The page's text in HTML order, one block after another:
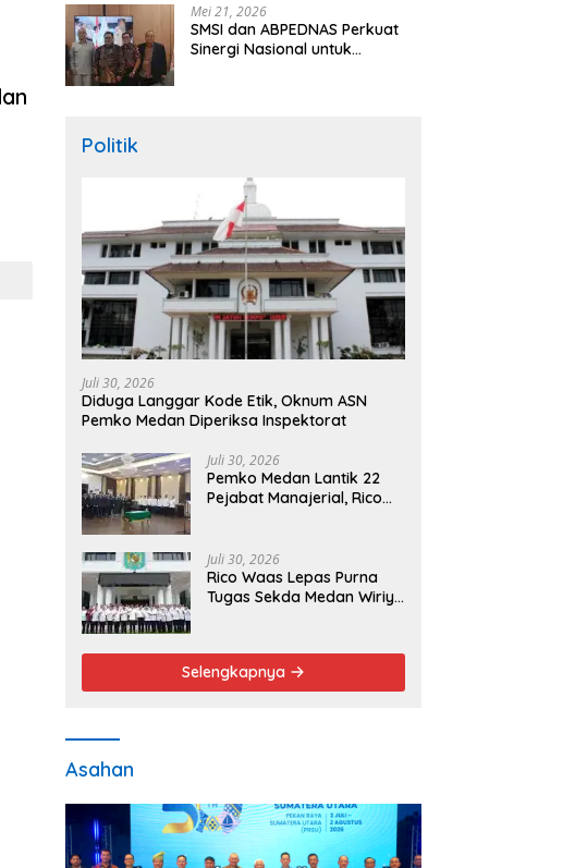
Mei 21, 2026
SMSI dan ABPEDNAS Perkuat
Sinergi Nasional untuk
Politik
Juli 30, 2026
Diduga Langgar Kode Etik, Oknum ASN
Pemko Medan Diperiksa Inspektorat
Juli 30, 2026
Pemko Medan Lantik 22
Pejabat Manajerial, Rico
Transparan
Juli 30, 2026
Rico Waas Lepas Purna
Tugas Sekda Medan Wiriya
Berakhir
Selengkapnya
Asahan